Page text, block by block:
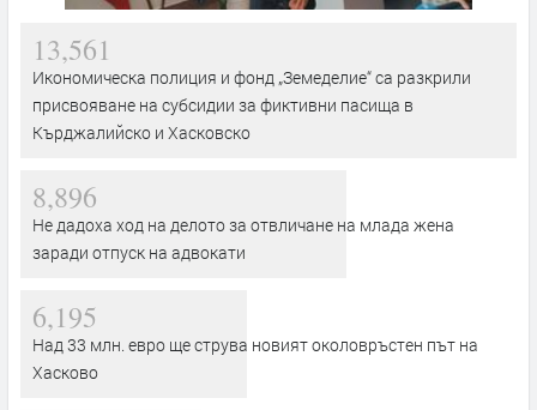
13,561
Икономическа полиция и фонд „Земеделие“ са разкрили
присвояване на субсидии за фиктивни пасища в
Кърджалийско и Хасковско
8,896
Не дадоха ход на делото за отвличане на млада жена
заради отпуск на адвокати
6,195
Над 33 млн. евро ще струва новият околовръстен път на
Хасково